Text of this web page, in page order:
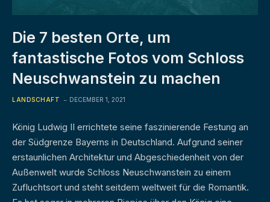
Die 7 besten Orte, um
fantastische Fotos vom Schloss
Neuschwanstein zu machen
LANDSCHAFT DECEMBER 1, 2021
König Ludwig II errichtete seine faszinierende Festung an
der Südgrenze Bayerns in Deutschland. Aufgrund seiner
erstaunlichen Architektur und Abgeschiedenheit von der
Außenwelt wurde Schloss Neuschwanstein zu einem
Zufluchtsort und steht seitdem weltweit für die Romantik.